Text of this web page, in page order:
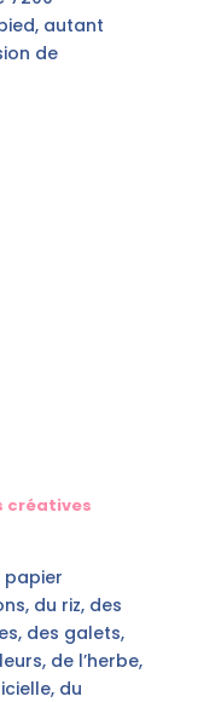
autant
de
créatives
papier
du riz, des
des galets,
de l’herbe,
du